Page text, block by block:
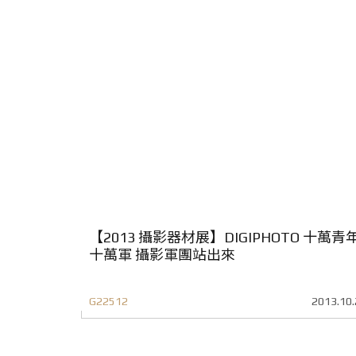
【2013 攝影器材展】DIGIPHOTO 十萬青
十萬軍 攝影軍團站出來
G22512